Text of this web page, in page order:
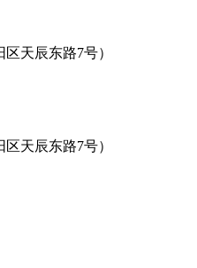
天辰东路7号）
天辰东路7号）